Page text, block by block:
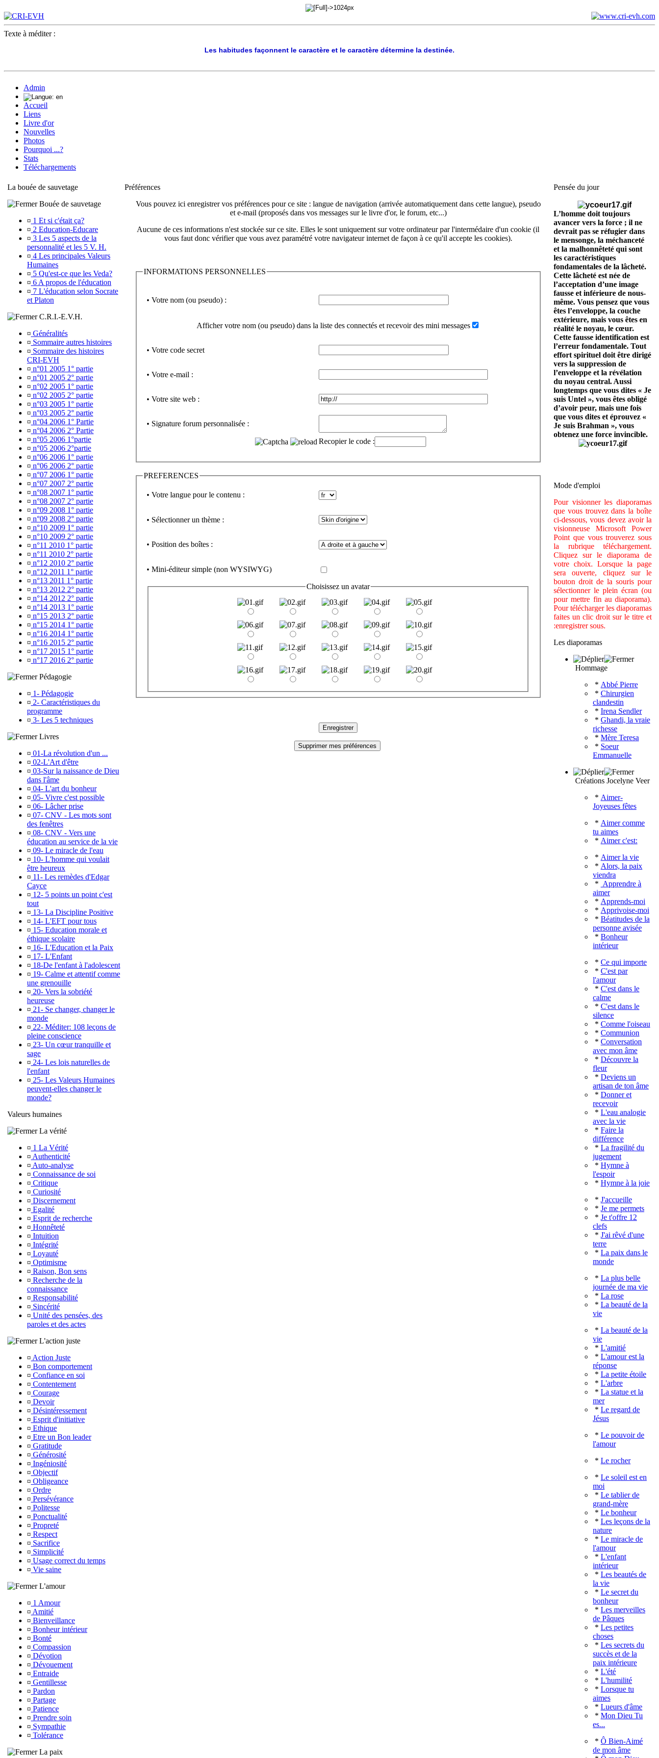
Texte à méditer :
Les habitudes façonnent le caractère et le caractère détermine la destinée.
Admin
Accueil
Liens
Livre d'or
Nouvelles
Photos
Pourquoi ...?
Stats
Téléchargements
La bouée de sauvetage
Bouée de sauvetage
¤ 1 Et si c'était ça?
¤ 2 Education-Educare
¤ 3 Les 5 aspects de la
personnalité et les 5 V. H.
¤ 4 Les principales Valeurs
Humaines
¤ 5 Qu'est-ce que les Veda?
¤ 6 A propos de l'éducation
¤ 7 L'éducation selon Socrate
et Platon
C.R.I.-E.V.H.
¤ Généralités
¤ Sommaire autres histoires
¤ Sommaire des histoires
CRI-EVH
¤ n°01 2005 1° partie
¤ n°01 2005 2° partie
¤ n°02 2005 1° partie
¤ n°02 2005 2° partie
¤ n°03 2005 1° partie
¤ n°03 2005 2° partie
¤ n°04 2006 1° Partie
¤ n°04 2006 2° Partie
¤ n°05 2006 1°partie
¤ n°05 2006 2°partie
¤ n°06 2006 1° partie
¤ n°06 2006 2° partie
¤ n°07 2006 1° partie
¤ n°07 2007 2° partie
¤ n°08 2007 1° partie
¤ n°08 2007 2° partie
¤ n°09 2008 1° partie
¤ n°09 2008 2° partie
¤ n°10 2009 1° partie
¤ n°10 2009 2° partie
¤ n°11 2010 1° partie
¤ n°11 2010 2° partie
¤ n°12 2010 2° partie
¤ n°12 2011 1° partie
¤ n°13 2011 1° partie
¤ n°13 2012 2° partie
¤ n°14 2012 2° partie
¤ n°14 2013 1° partie
¤ n°15 2013 2° partie
¤ n°15 2014 1° partie
¤ n°16 2014 1° partie
¤ n°16 2015 2° partie
¤ n°17 2015 1° partie
¤ n°17 2016 2° partie
Pédagogie
¤ 1- Pédagogie
¤ 2- Caractéristiques du
programme
¤ 3- Les 5 techniques
Livres
¤ 01-La révolution d'un ...
¤ 02-L'Art d'être
¤ 03-Sur la naissance de Dieu
dans l'âme
¤ 04- L'art du bonheur
¤ 05- Vivre c'est possible
¤ 06- Lâcher prise
¤ 07- CNV - Les mots sont
des fenêtres
¤ 08- CNV - Vers une
éducation au service de la vie
¤ 09- Le miracle de l'eau
¤ 10- L'homme qui voulait
être heureux
¤ 11- Les remèdes d'Edgar
Cayce
¤ 12- 5 points un point c'est
tout
¤ 13- La Discipline Positive
¤ 14- L'EFT pour tous
¤ 15- Education morale et
éthique scolaire
¤ 16- L'Education et la Paix
¤ 17- L'Enfant
¤ 18-De l'enfant à l'adolescent
¤ 19- Calme et attentif comme
une grenouille
¤ 20- Vers la sobriété
heureuse
¤ 21- Se changer, changer le
monde
¤ 22- Méditer: 108 leçons de
pleine conscience
¤ 23- Un cœur tranquille et
sage
¤ 24- Les lois naturelles de
l'enfant
¤ 25- Les Valeurs Humaines
peuvent-elles changer le
monde?
Valeurs humaines
La vérité
¤ 1 La Vérité
¤ Authenticité
¤ Auto-analyse
¤ Connaissance de soi
¤ Critique
¤ Curiosité
¤ Discernement
¤ Egalité
¤ Esprit de recherche
¤ Honnêteté
¤ Intuition
¤ Intégrité
¤ Loyauté
¤ Optimisme
¤ Raison, Bon sens
¤ Recherche de la
connaissance
¤ Responsabilité
¤ Sincérité
¤ Unité des pensées, des
paroles et des actes
L'action juste
¤ Action Juste
¤ Bon comportement
¤ Confiance en soi
¤ Contentement
¤ Courage
¤ Devoir
¤ Désintéressement
¤ Esprit d'initiative
¤ Ethique
¤ Etre un Bon leader
¤ Gratitude
¤ Générosité
¤ Ingéniosité
¤ Objectif
¤ Obligeance
¤ Ordre
¤ Persévérance
¤ Politesse
¤ Ponctualité
¤ Propreté
¤ Respect
¤ Sacrifice
¤ Simplicité
¤ Usage correct du temps
¤ Vie saine
L'amour
¤ 1 Amour
¤ Amitié
¤ Bienveillance
¤ Bonheur intérieur
¤ Bonté
¤ Compassion
¤ Dévotion
¤ Dévouement
¤ Entraide
¤ Gentillesse
¤ Pardon
¤ Partage
¤ Patience
¤ Prendre soin
¤ Sympathie
¤ Tolérance
La paix
Préférences
Vous pouvez ici enregistrer vos préférences pour ce site : langue de navigation (arrivée automatiquement dans cette langue), pseudo
et e-mail (proposés dans vos messages sur le livre d'or, le forum, etc...)
Aucune de ces informations n'est stockée sur ce site. Elles le sont uniquement sur votre ordinateur par l'intermédaire d'un cookie (il
vous faut donc vérifier que vous avez paramétré votre navigateur internet de façon à ce qu'il accepte les cookies).
INFORMATIONS PERSONNELLES
• Votre nom (ou pseudo) :
Afficher votre nom (ou pseudo) dans la liste des connectés et recevoir des mini messages
• Votre code secret
• Votre e-mail :
• Votre site web :
• Signature forum personnalisée :
Recopier le code :
PREFERENCES
• Votre langue pour le contenu :
• Sélectionner un thème :
• Position des boîtes :
• Mini-éditeur simple (non WYSIWYG)
Choisissez un avatar
Enregistrer
Supprimer mes préférences
Pensée du jour
L’homme doit toujours
avancer vers la force ; il ne
devrait pas se réfugier dans
le mensonge, la méchanceté
et la malhonnêteté qui sont
les caractéristiques
fondamentales de la lâcheté.
Cette lâcheté est née de
l’acceptation d’une image
fausse et inférieure de nous-
même. Vous pensez que vous
êtes l’enveloppe, la couche
extérieure, mais vous êtes en
réalité le noyau, le cœur.
Cette fausse identification est
l’erreur fondamentale. Tout
effort spirituel doit être dirigé
vers la suppression de
l’enveloppe et la révélation
du noyau central. Aussi
longtemps que vous dites « Je
suis Untel », vous êtes obligé
d’avoir peur, mais une fois
que vous dites et éprouvez «
Je suis Brahman », vous
obtenez une force invincible.
Mode d'emploi
Pour visionner les diaporamas
que vous trouvez dans la boîte
ci-dessous, vous devez avoir la
visionneuse Microsoft Power
Point que vous trouverez sous
la rubrique téléchargement.
Cliquez sur le diaporama de
votre choix. Lorsque la page
sera ouverte, cliquez sur le
bouton droit de la souris pour
sélectionner le plein écran (ou
pour mettre fin au diaporama).
Pour télécharger les diaporamas
faites un clic droit sur le titre et
:enregistrer sous.
Les diaporamas
Hommage
* Abbé Pierre
* Chirurgien
clandestin
* Irena Sendler
* Ghandi, la vraie
richesse
* Mère Teresa
* Soeur
Emmanuelle
Créations Jocelyne Veer
* Aimer-
Joyeuses fêtes
* Aimer comme
tu aimes
* Aimer c'est:
* Aimer la vie
* Alors, la paix
viendra
* Apprendre à
aimer
* Apprends-moi
* Apprivoise-moi
* Béatitudes de la
personne avisée
* Bonheur
intérieur
* Ce qui importe
* C'est par
l'amour
* C'est dans le
calme
* C'est dans le
silence
* Comme l'oiseau
* Communion
* Conversation
avec mon âme
* Découvre la
fleur
* Deviens un
artisan de ton âme
* Donner et
recevoir
* L'eau analogie
avec la vie
* Faire la
différence
* La fragilité du
jugement
* Hymne à
l'espoir
* Hymne à la joie
* J'accueille
* Je me permets
* Je t'offre 12
clefs
* J'ai rêvé d'une
terre
* La paix dans le
monde
* La plus belle
journée de ma vie
* La rose
* La beauté de la
vie
* La beauté de la
vie
* L'amitié
* L'amour est la
réponse
* La petite étoile
* L'arbre
* La statue et la
mer
* Le regard de
Jésus
* Le pouvoir de
l'amour
* Le rocher
* Le soleil est en
moi
* Le tablier de
grand-mère
* Le bonheur
* Les leçons de la
nature
* Le miracle de
l'amour
* L'enfant
intérieur
* Les beautés de
la vie
* Le secret du
bonheur
* Les merveilles
de Pâques
* Les petites
choses
* Les secrets du
succès et de la
paix intérieure
* L'été
* L'humilité
* Lorsque tu
aimes
* Lueurs d'âme
* Mon Dieu Tu
es...
* Ô Bien-Aimé
de mon âme